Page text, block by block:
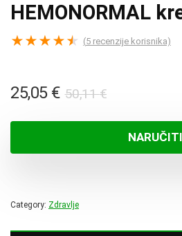
HEMONORMAL
★★★★★ (5 recenzije korisnika)
50,11€Izvorna
bila
je:
25,05 €
Trenutna
25,05 €.
NARUČITI
Category: Zdravlje